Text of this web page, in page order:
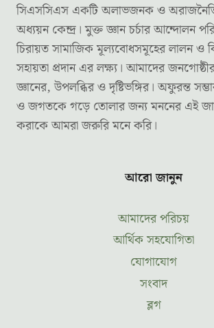
সিএসসিএস একটি অলাভজনক ও
অধ্যয়ন কেন্দ্র। মুক্ত জ্ঞান চর্চার আন্দোলন
চিরায়ত সামাজিক মূল্যবোধসমূহের লালন ও
সহায়তা প্রদান এর লক্ষ্য। আমাদের
জ্ঞানের, উপলব্ধির ও দৃষ্টিভঙ্গির। অফুরন্ত
ও জগতকে গড়ে তোলার জন্য মননের এই
করাকে আমরা জরুরি মনে করি।
আরো জানুন
আমাদের পরিচয়
আর্থিক সহযোগিতা
যোগাযোগ
সংবাদ
ব্লগ